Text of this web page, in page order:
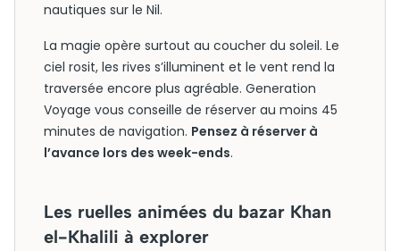
nautiques sur le Nil.
La magie opère surtout au coucher du soleil. Le
ciel rosit, les rives s’illuminent et le vent rend la
traversée encore plus agréable. Generation
Voyage vous conseille de réserver au moins 45
minutes de navigation. Pensez à réserver à
l’avance lors des week-ends.
Les ruelles animées du bazar Khan
el-Khalili à explorer